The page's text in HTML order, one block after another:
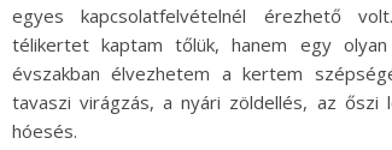
egyes kapcsolatfelvételnél érezhető
télikertet kaptam tőlük, hanem egy
évszakban élvezhetem a kertem
tavaszi virágzás, a nyári zöldellés, az őszi
hóesés.